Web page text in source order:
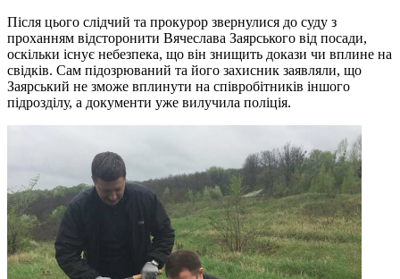
Після цього слідчий та прокурор звернулися до суду з
проханням відсторонити Вячеслава Заярського від посади,
оскільки існує небезпека, що він знищить докази чи вплине на
свідків. Сам підозрюваний та його захисник заявляли, що
Заярський не зможе вплинути на співробітників іншого
підрозділу, а документи уже вилучила поліція.